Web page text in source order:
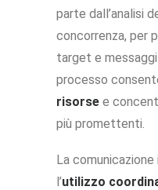
parte dall’analisi
concorrenza, per
target e
processo
risorse e
più promettenti.
La
l’utilizzo